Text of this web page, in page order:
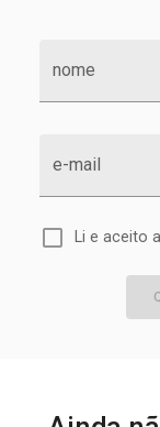
nome
e-mail
Li e aceito a